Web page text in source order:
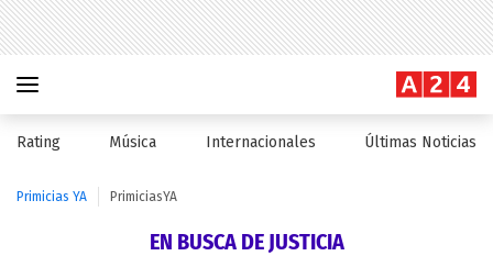
Rating Música Internacionales Últimas Noticias
Primicias YA PrimiciasYA
EN BUSCA DE JUSTICIA